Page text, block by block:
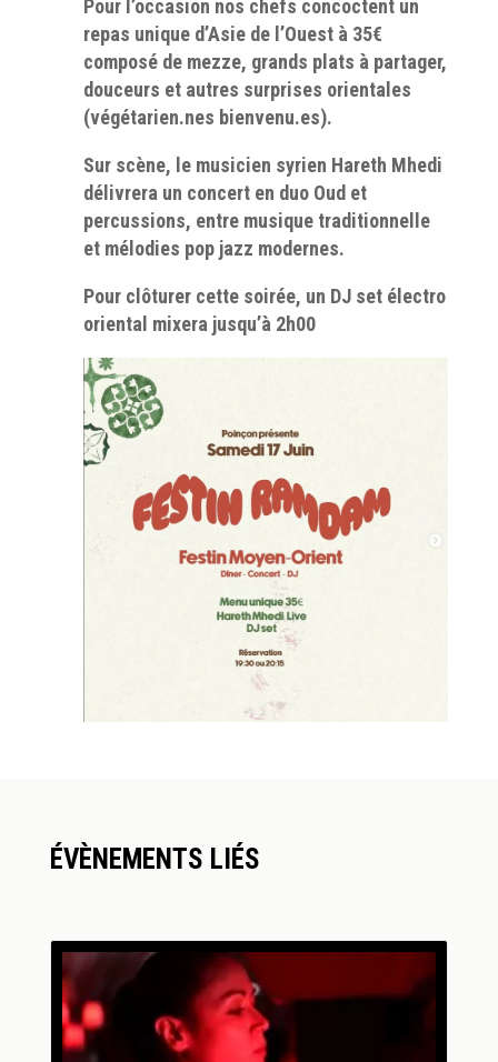
Pour l’occasion nos chefs concoctent un
repas unique d’Asie de l’Ouest à 35€
composé de mezze, grands plats à partager,
douceurs et autres surprises orientales
(végétarien.nes bienvenu.es).
Sur scène, le musicien syrien Hareth Mhedi
délivrera un concert en duo Oud et
percussions, entre musique traditionnelle
et mélodies pop jazz modernes.
Pour clôturer cette soirée, un DJ set électro
oriental mixera jusqu’à 2h00
ÉVÈNEMENTS LIÉS